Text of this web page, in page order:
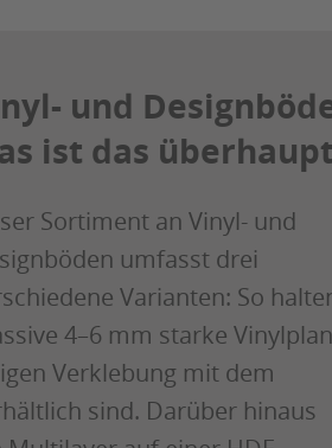
und
ist das
Sortiment an Vinyl- und
umfasst drei
Varianten: So
4–6 mm starke
Verklebung mit dem
sind. Darüber hinaus